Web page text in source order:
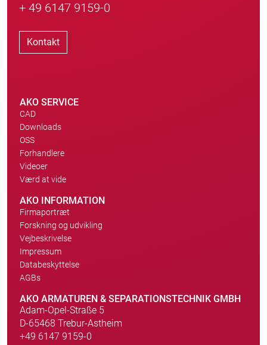
+ 49 6147 9159-0
Kontakt
AKO SERVICE
CAD
Downloads
OSS
Forhandlere
Videoer
Værd at vide
AKO INFORMATION
Firmaportræt
Forskning og udvikling
Vejbeskrivelse
Impressum
Databeskyttelse
AGBs
AKO ARMATUREN & SEPARATIONSTECHNIK GMBH
Adam-Opel-Straße 5
D-65468 Trebur-Astheim
+49 6147 9159-0